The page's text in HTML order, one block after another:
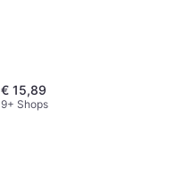
€ 15,89
9+ Shops